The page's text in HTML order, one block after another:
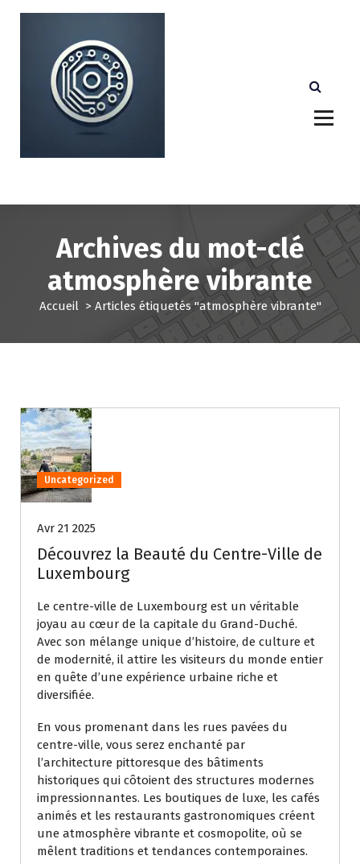
e
Archives du mot-clé
atmosphère vibrante
Accueil> Articles étiquetés "atmosphère vibrante"
Uncategorized
Avr 21 2025
Découvrez la Beauté du Centre-Ville de
Luxembourg
Le centre-ville de Luxembourg est un véritable
joyau au cœur de la capitale du Grand-Duché.
Avec son mélange unique d’histoire, de culture et
de modernité, il attire les visiteurs du monde entier
en quête d’une expérience urbaine riche et
diversifiée.
En vous promenant dans les rues pavées du
centre-ville, vous serez enchanté par
l’architecture pittoresque des bâtiments
historiques qui côtoient des structures modernes
impressionnantes. Les boutiques de luxe, les cafés
animés et les restaurants gastronomiques créent
une atmosphère vibrante et cosmopolite, où se
mêlent traditions et tendances contemporaines.